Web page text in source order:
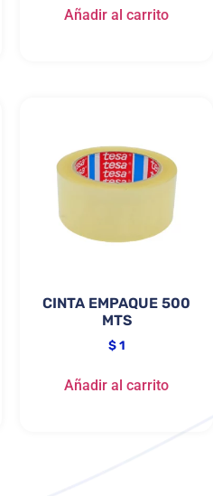
Añadir al carrito
CINTA EMPAQUE 500
MTS
$1
Añadir al carrito